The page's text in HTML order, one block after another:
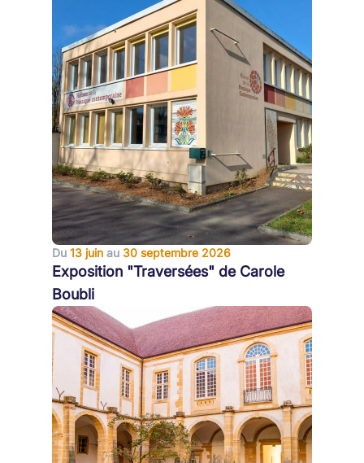
Du 13 juin au 30 septembre 2026
Exposition "Traversées" de Carole
Boubli